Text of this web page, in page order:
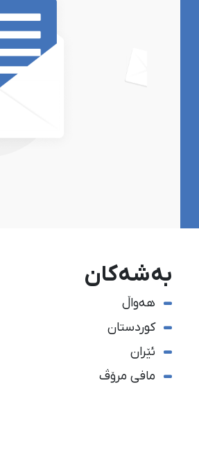
بەشەکان
هەواڵ
کوردستان
ئێران
مافی مرۆڤ